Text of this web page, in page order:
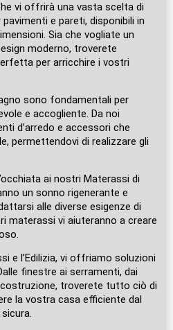
vi offrirà una vasta scelta di
e pareti, disponibili in
Sia che vogliate un
moderno, troverete
per arricchire i vostri
sono fondamentali per
e accogliente. Da noi
d’arredo e accessori che
permettendovi di realizzare gli
ai nostri Materassi di
un sonno rigenerante e
alle diverse esigenze di
materassi vi aiuteranno a creare
e l’Edilizia, vi offriamo soluzioni
finestre ai serramenti, dai
troverete tutto ciò di
la vostra casa efficiente dal